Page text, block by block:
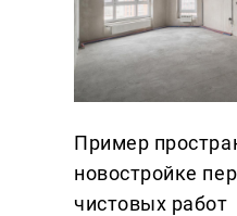
Пример
новостройке
чистовых работ